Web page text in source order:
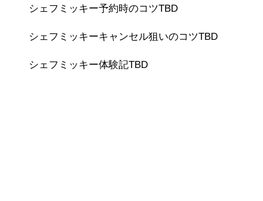
シェフミッキー予約時のコツTBD
シェフミッキーキャンセル狙いのコツTBD
シェフミッキー体験記TBD